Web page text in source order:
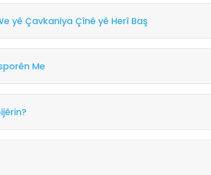
yê Çavkaniya Çînê yê Herî Baş
Me